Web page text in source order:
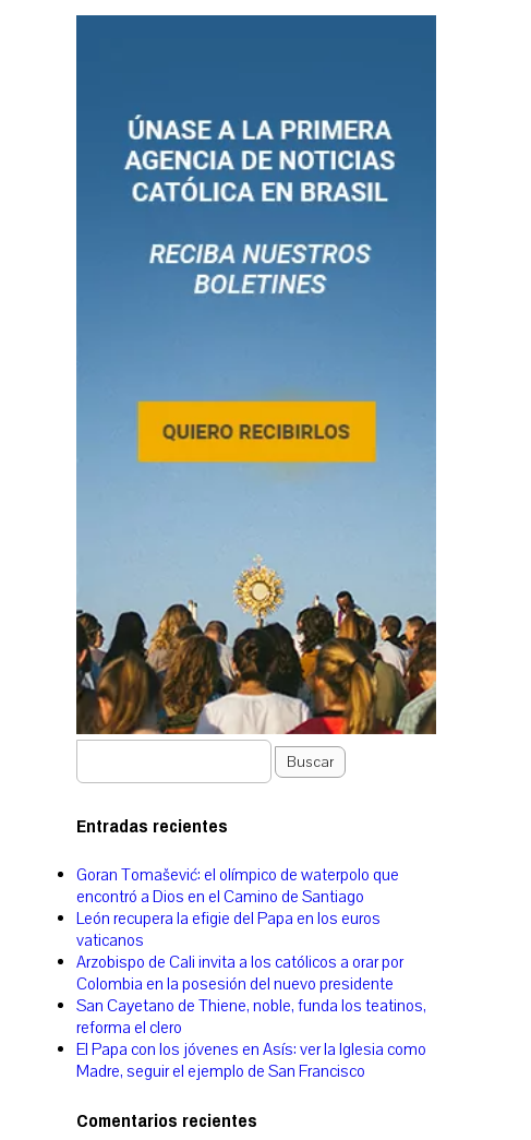
Buscar
Entradas recientes
Goran Tomašević: el olímpico de waterpolo que
encontró a Dios en el Camino de Santiago
León recupera la efigie del Papa en los euros
vaticanos
Arzobispo de Cali invita a los católicos a orar por
Colombia en la posesión del nuevo presidente
San Cayetano de Thiene, noble, funda los teatinos,
reforma el clero
El Papa con los jóvenes en Asís: ver la Iglesia como
Madre, seguir el ejemplo de San Francisco
Comentarios recientes